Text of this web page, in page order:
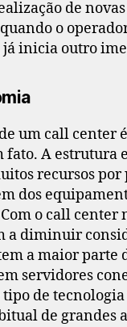
de
o
inicia outro
um call center
fato. A estrutura
recursos por
dos
o call center
a diminuir
a maior parte
servidores
de
de grandes